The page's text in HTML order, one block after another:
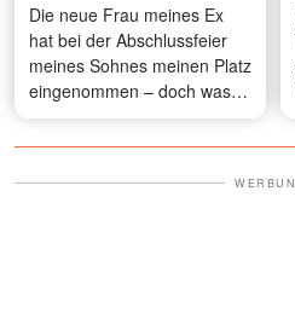
Die neue Frau meines Ex
hat bei der Abschlussfeier
meines Sohnes meinen Platz
eingenommen – doch was
mein Sohn ins Mikrofon
sagte, ließ sie den Kopf
anstarrten